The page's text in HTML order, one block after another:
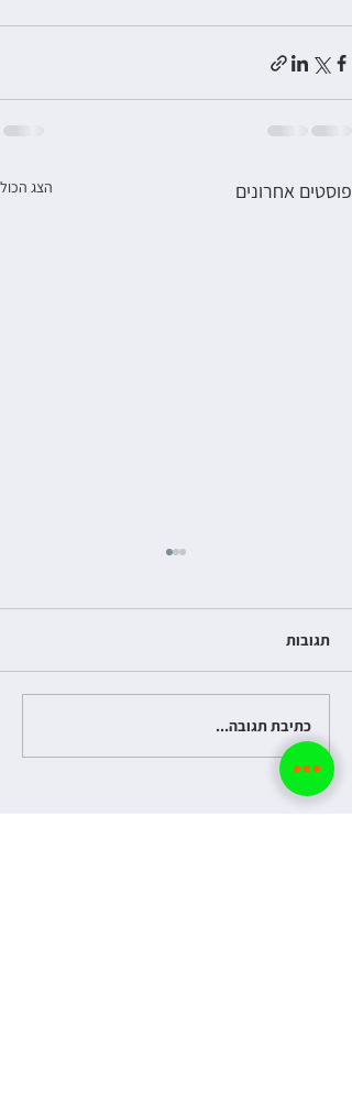
פוסטים אחרונים הצג הכול
שאיבת ביוב ברחובות
והסביבה
תגובות
כתיבת תגובה...